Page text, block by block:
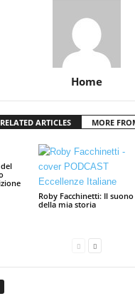
Home
RELATED ARTICLES MORE
Roby Facchinetti: Il suono
della mia storia